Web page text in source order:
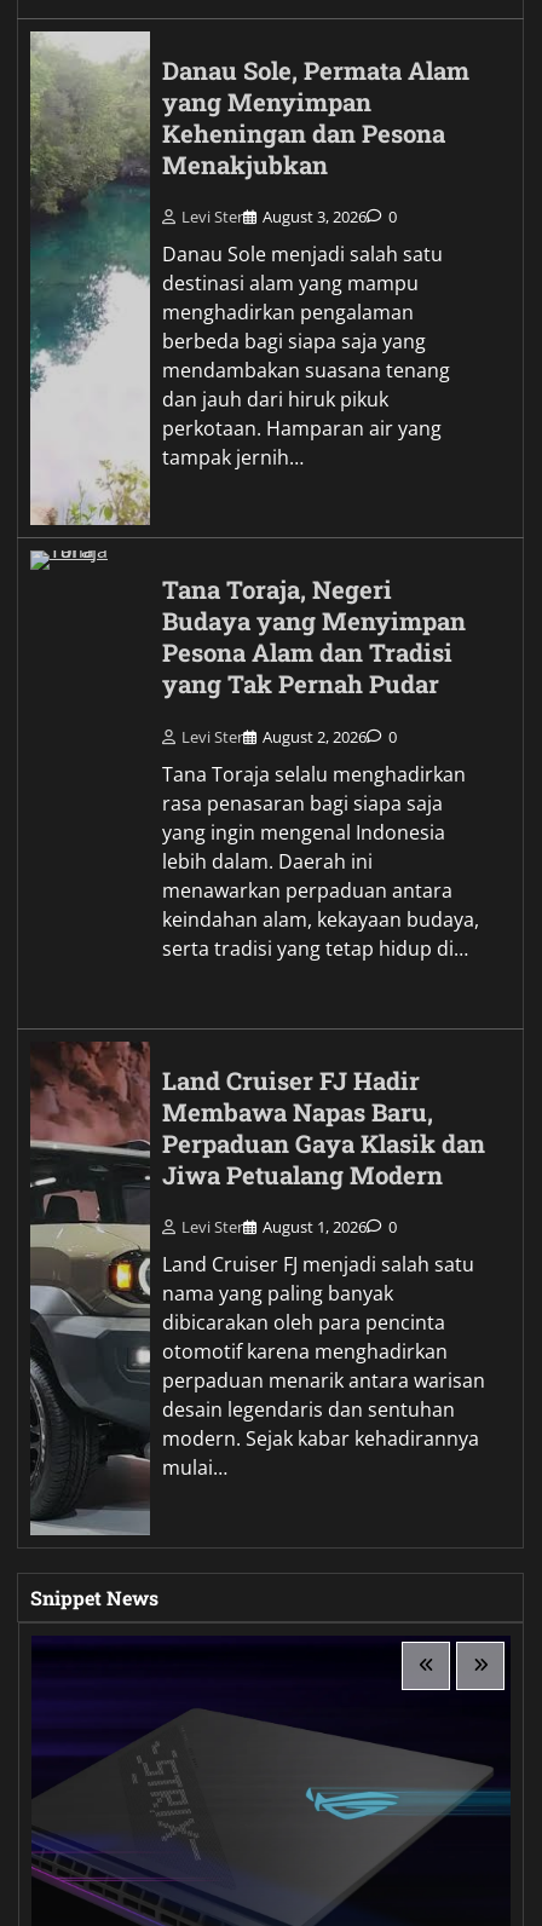
Danau Sole, Permata Alam
yang Menyimpan
Keheningan dan Pesona
Menakjubkan
Levi Ster August 3, 2026 0
Danau Sole menjadi salah satu
destinasi alam yang mampu
menghadirkan pengalaman
berbeda bagi siapa saja yang
mendambakan suasana tenang
dan jauh dari hiruk pikuk
perkotaan. Hamparan air yang
tampak jernih…
Tana Toraja, Negeri
Budaya yang Menyimpan
Pesona Alam dan Tradisi
yang Tak Pernah Pudar
Levi Ster August 2, 2026 0
Tana Toraja selalu menghadirkan
rasa penasaran bagi siapa saja
yang ingin mengenal Indonesia
lebih dalam. Daerah ini
menawarkan perpaduan antara
keindahan alam, kekayaan budaya,
serta tradisi yang tetap hidup di…
Land Cruiser FJ Hadir
Membawa Napas Baru,
Perpaduan Gaya Klasik dan
Jiwa Petualang Modern
Levi Ster August 1, 2026 0
Land Cruiser FJ menjadi salah satu
nama yang paling banyak
dibicarakan oleh para pencinta
otomotif karena menghadirkan
perpaduan menarik antara warisan
desain legendaris dan sentuhan
modern. Sejak kabar kehadirannya
mulai…
Snippet News